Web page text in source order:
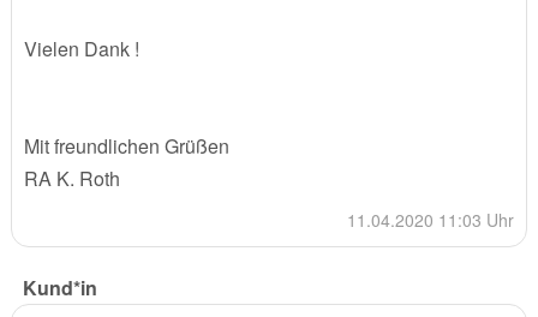
Vielen Dank !
Mit freundlichen Grüßen
RA K. Roth
11.04.2020 11:03 Uhr
Kund*in